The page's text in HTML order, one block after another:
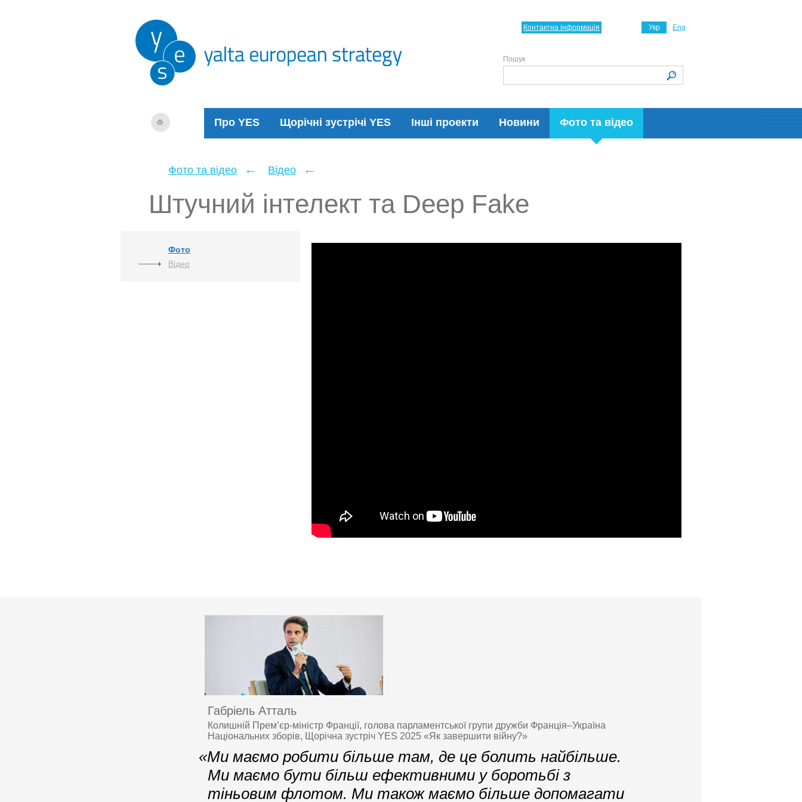
Про YES Щорічні зустрічі YES Інші проекти Новини Фото та відео
Укр Eng
Контактна інформація
Пошук
Фото та відео ← Відео ←
Штучний інтелект та Deep Fake
Фото
Відео
Габріель Атталь
Колишній Прем’єр-міністр Франції, голова парламентської групи дружби Франція–Україна
Національних зборів, Щорічна зустріч YES 2025 «Як завершити війну?»
«Ми маємо робити більше там, де це болить найбільше.
Ми маємо бути більш ефективними у боротьбі з
тіньовим флотом. Ми також маємо більше допомагати